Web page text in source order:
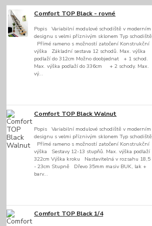
Comfort TOP Black - rovné
Popis Variabilní modulové schodiště v moderním
designu s velmi příznivým sklonem Typ schodiště
Přímé rameno s možností zatočení Konstrukční
výška Základní sestava 12 schodů. Max. výška
podlaží do 312cm Možno doobjednat + 1 schod.
Max. výška podlaží do 336cm + 2 schody. Max.
vý...
Comfort TOP Black Walnut
Popis Variabilní modulové schodiště v moderním
designu s velmi příznivým sklonem Typ schodiště
Přímé rameno s možností zatočení Konstrukční
výška Sestavy 12-13 stupňů. Max. výška podlaží
322cm Výška kroku Nastavitelná v rozsahu 18,5
- 23cm Stupně Dřevo 35mm masiv BUK, lak +
barv...
Comfort TOP Black 1/4